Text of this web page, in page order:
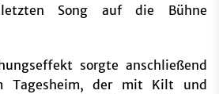
Song auf die Bühne
sorgte anschließend
Tagesheim, der mit Kilt und